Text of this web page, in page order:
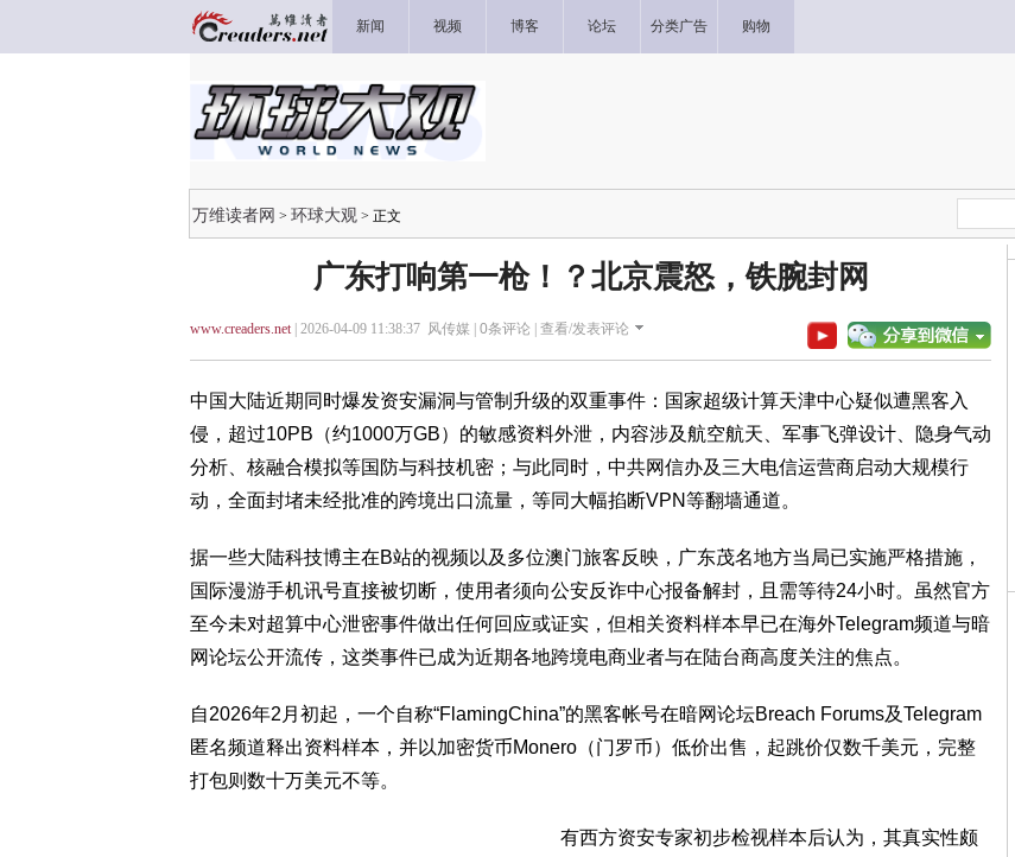
新闻 视频 博客 论坛 分类广告 购物
万维读者网 > 环球大观 > 正文
广东打响第一枪！？北京震怒，铁腕封网
www.creaders.net| 2026-04-09 11:38:37 风传媒 | 0条评论 | 查看/发表评论
中国大陆近期同时爆发资安漏洞与管制升级的双重事件：国家超级计算天津中心疑似遭黑客入
侵，超过10PB（约1000万GB）的敏感资料外泄，内容涉及航空航天、军事飞弹设计、隐身气动
分析、核融合模拟等国防与科技机密；与此同时，中共网信办及三大电信运营商启动大规模行
动，全面封堵未经批准的跨境出口流量，等同大幅掐断VPN等翻墙通道。
据一些大陆科技博主在B站的视频以及多位澳门旅客反映，广东茂名地方当局已实施严格措施，
国际漫游手机讯号直接被切断，使用者须向公安反诈中心报备解封，且需等待24小时。虽然官方
至今未对超算中心泄密事件做出任何回应或证实，但相关资料样本早已在海外Telegram频道与暗
网论坛公开流传，这类事件已成为近期各地跨境电商业者与在陆台商高度关注的焦点。
自2026年2月初起，一个自称“FlamingChina”的黑客帐号在暗网论坛Breach Forums及Telegram
匿名频道释出资料样本，并以加密货币Monero（门罗币）低价出售，起跳价仅数千美元，完整
打包则数十万美元不等。
有西方资安专家初步检视样本后认为，其真实性颇